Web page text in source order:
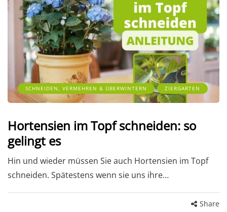
SCHNEIDEN, VERMEHREN & ÜBERWINTERN ZIERGARTEN
Hortensien im Topf schneiden: so
gelingt es
Hin und wieder müssen Sie auch Hortensien im Topf
schneiden. Spätestens wenn sie uns ihre…
Share